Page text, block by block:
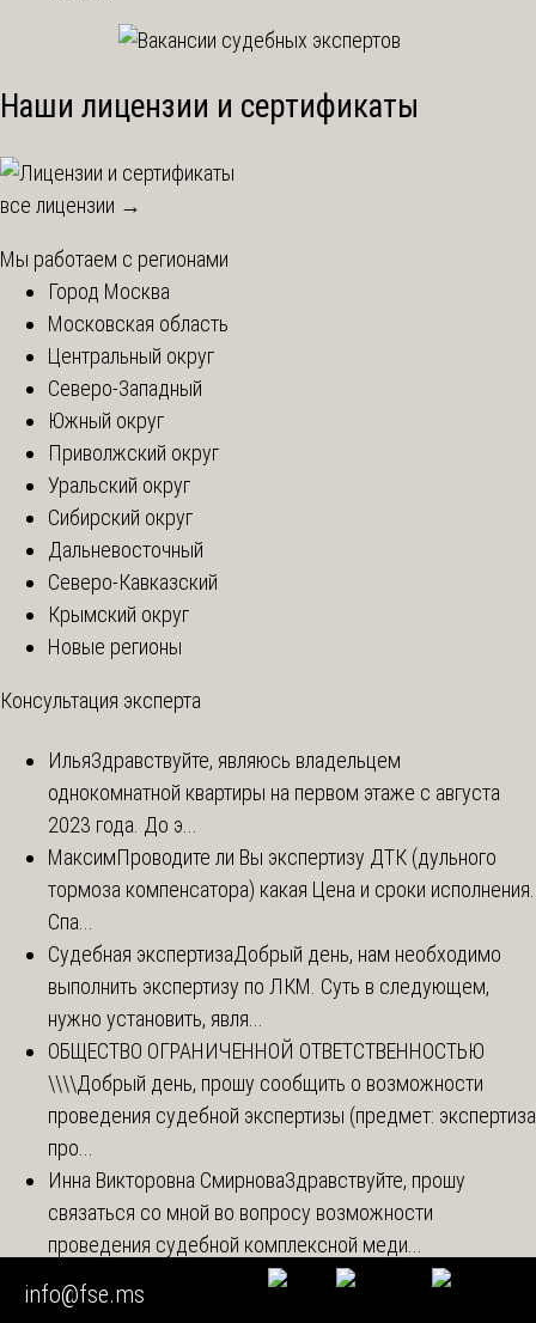
Наши лицензии и сертификаты
все лицензии →
Мы работаем с регионами
Город Москва
Московская область
Центральный округ
Северо-Западный
Южный округ
Приволжский округ
Уральский округ
Сибирский округ
Дальневосточный
Северо-Кавказский
Крымский округ
Новые регионы
Консультация эксперта
ИльяЗдравствуйте, являюсь владельцем
однокомнатной квартиры на первом этаже с августа
2023 года. До э...
МаксимПроводите ли Вы экспертизу ДТК (дульного
тормоза компенсатора) какая Цена и сроки исполнения.
Спа...
Судебная экспертизаДобрый день, нам необходимо
выполнить экспертизу по ЛКМ. Суть в следующем,
нужно установить, явля...
ОБЩЕСТВО ОГРАНИЧЕННОЙ ОТВЕТСТВЕННОСТЬЮ
\\\\Добрый день, прошу сообщить о возможности
проведения судебной экспертизы (предмет: экспертиза
про...
Инна Викторовна СмирноваЗдравствуйте, прошу
связаться со мной во вопросу возможности
проведения судебной комплексной меди...
info@fse.ms